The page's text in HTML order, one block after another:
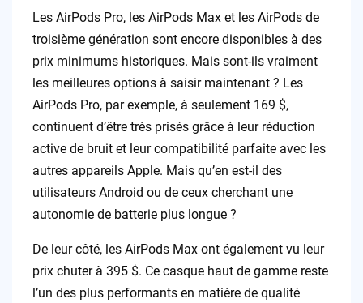
Les AirPods Pro, les AirPods Max et les AirPods de
troisième génération sont encore disponibles à des
prix minimums historiques. Mais sont-ils vraiment
les meilleures options à saisir maintenant ? Les
AirPods Pro, par exemple, à seulement 169 $,
continuent d’être très prisés grâce à leur réduction
active de bruit et leur compatibilité parfaite avec les
autres appareils Apple. Mais qu’en est-il des
utilisateurs Android ou de ceux cherchant une
autonomie de batterie plus longue ?
De leur côté, les AirPods Max ont également vu leur
prix chuter à 395 $. Ce casque haut de gamme reste
l’un des plus performants en matière de qualité